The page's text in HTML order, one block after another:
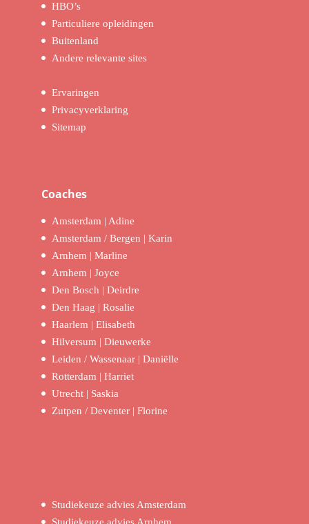
HBO’s
Particuliere opleidingen
Buitenland
Andere relevante sites
Ervaringen
Privacyverklaring
Sitemap
Coaches
Amsterdam | Adine
Amsterdam / Bergen | Karin
Arnhem | Marline
Arnhem | Joyce
Den Bosch | Deirdre
Den Haag | Rosalie
Haarlem | Elisabeth
Hilversum | Dieuwerke
Leiden / Wassenaar | Daniëlle
Rotterdam | Harriet
Utrecht | Saskia
Zutpen / Deventer | Florine
Studiekeuze advies Amsterdam